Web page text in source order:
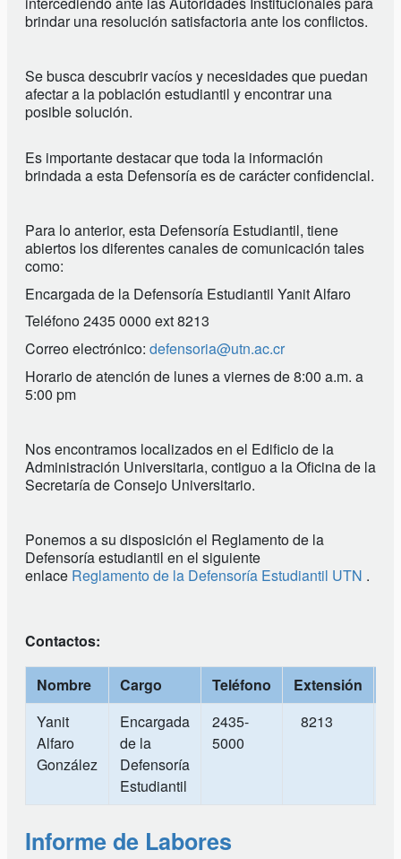
brindar una resolución satisfactoria ante los conflictos.
Se busca descubrir vacíos y necesidades que puedan
afectar a la población estudiantil y encontrar una
posible solución.
Es importante destacar que toda la información
brindada a esta Defensoría es de carácter confidencial.
Para lo anterior, esta Defensoría Estudiantil, tiene
abiertos los diferentes canales de comunicación tales
como:
Encargada de la Defensoría Estudiantil Yanit Alfaro
Teléfono 2435 0000 ext 8213
Correo electrónico: defensoria@utn.ac.cr
Horario de atención de lunes a viernes de 8:00 a.m. a
5:00 pm
Nos encontramos localizados en el Edificio de la
Administración Universitaria, contiguo a la Oficina de la
Secretaría de Consejo Universitario.
Ponemos a su disposición el Reglamento de la
Defensoría estudiantil en el siguiente
enlace Reglamento de la Defensoría Estudiantil UTN .
Contactos:
Nombre Cargo Teléfono Extensión
Yanit
Alfaro
González
Encargada
de la
Defensoría
Estudiantil
2435-
5000
8213
Informe de Labores